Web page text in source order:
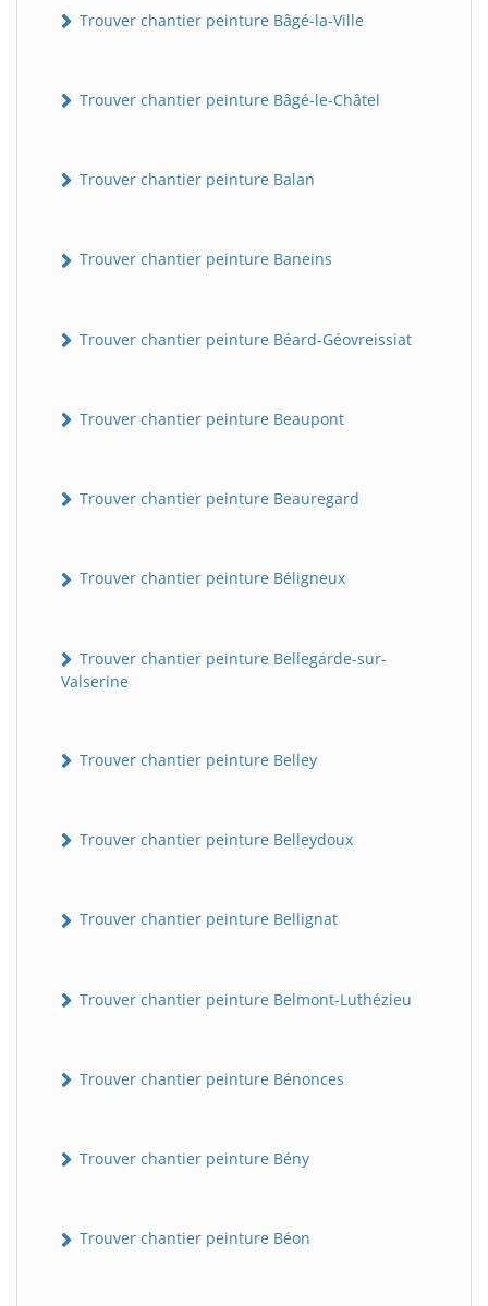
Trouver chantier peinture Bâgé-la-Ville
Trouver chantier peinture Bâgé-le-Châtel
Trouver chantier peinture Balan
Trouver chantier peinture Baneins
Trouver chantier peinture Béard-Géovreissiat
Trouver chantier peinture Beaupont
Trouver chantier peinture Beauregard
Trouver chantier peinture Béligneux
Trouver chantier peinture Bellegarde-sur-
Valserine
Trouver chantier peinture Belley
Trouver chantier peinture Belleydoux
Trouver chantier peinture Bellignat
Trouver chantier peinture Belmont-Luthézieu
Trouver chantier peinture Bénonces
Trouver chantier peinture Bény
Trouver chantier peinture Béon